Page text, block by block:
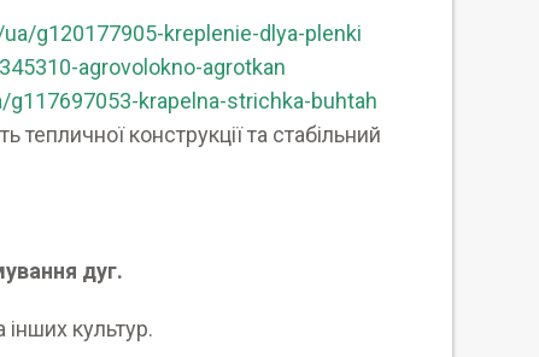
g120177905-kreplenie-dlya-plenki
agrovolokno-agrotkan
krapelna-strichka-buhtah
конструкції та стабільний
дуг.
інших культур.